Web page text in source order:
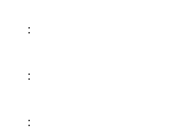
:
:
: